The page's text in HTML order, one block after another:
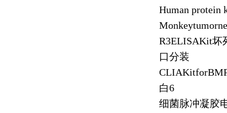
Human protein
R3ELISAKit坏
口分装
白6
细菌脉冲凝胶